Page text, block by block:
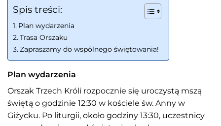
Spis treści:
Plan wydarzenia
Trasa Orszaku
Zapraszamy do wspólnego świętowania!
Plan wydarzenia
Orszak Trzech Króli rozpocznie się uroczystą mszą
świętą o godzinie 12:30 w kościele św. Anny w
Giżycku. Po liturgii, około godziny 13:30, uczestnicy